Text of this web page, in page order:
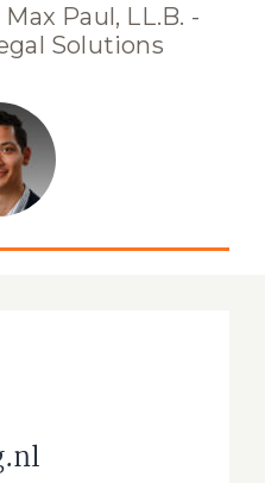
Paul, LL.B. -
Solutions